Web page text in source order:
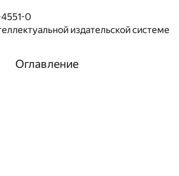
0
издательской системе
Оглавление